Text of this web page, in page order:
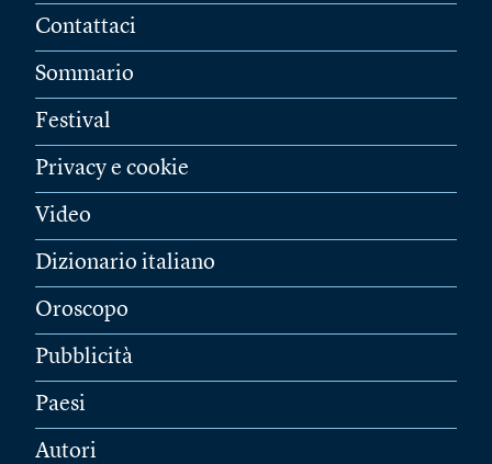
Contattaci
Sommario
Festival
Privacy e cookie
Video
Dizionario italiano
Oroscopo
Pubblicità
Paesi
Autori